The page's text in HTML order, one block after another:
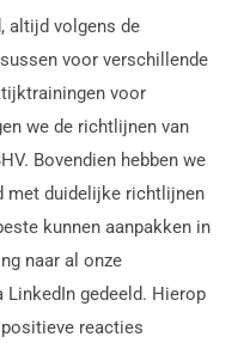
altijd volgens de
voor verschillende
voor
we de richtlijnen van
Bovendien hebben we
met duidelijke richtlijnen
kunnen aanpakken in
naar al onze
LinkedIn gedeeld. Hierop
reacties